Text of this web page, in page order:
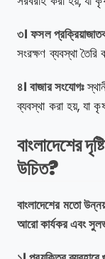
৩। ফসল
সংরক্ষণ ব্যবস্থা
৪। বাজার সংযোগঃ
ব্যবস্থা করা হয়, যা
বাংলাদেশের
উচিত?
বাংলাদেশের মতো
আরো কার্যকর এবং